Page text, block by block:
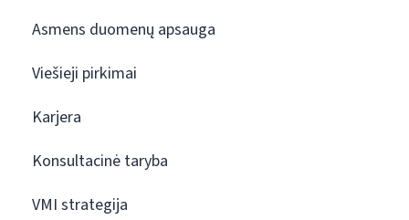
Asmens duomenų apsauga
Viešieji pirkimai
Karjera
Konsultacinė taryba
VMI strategija